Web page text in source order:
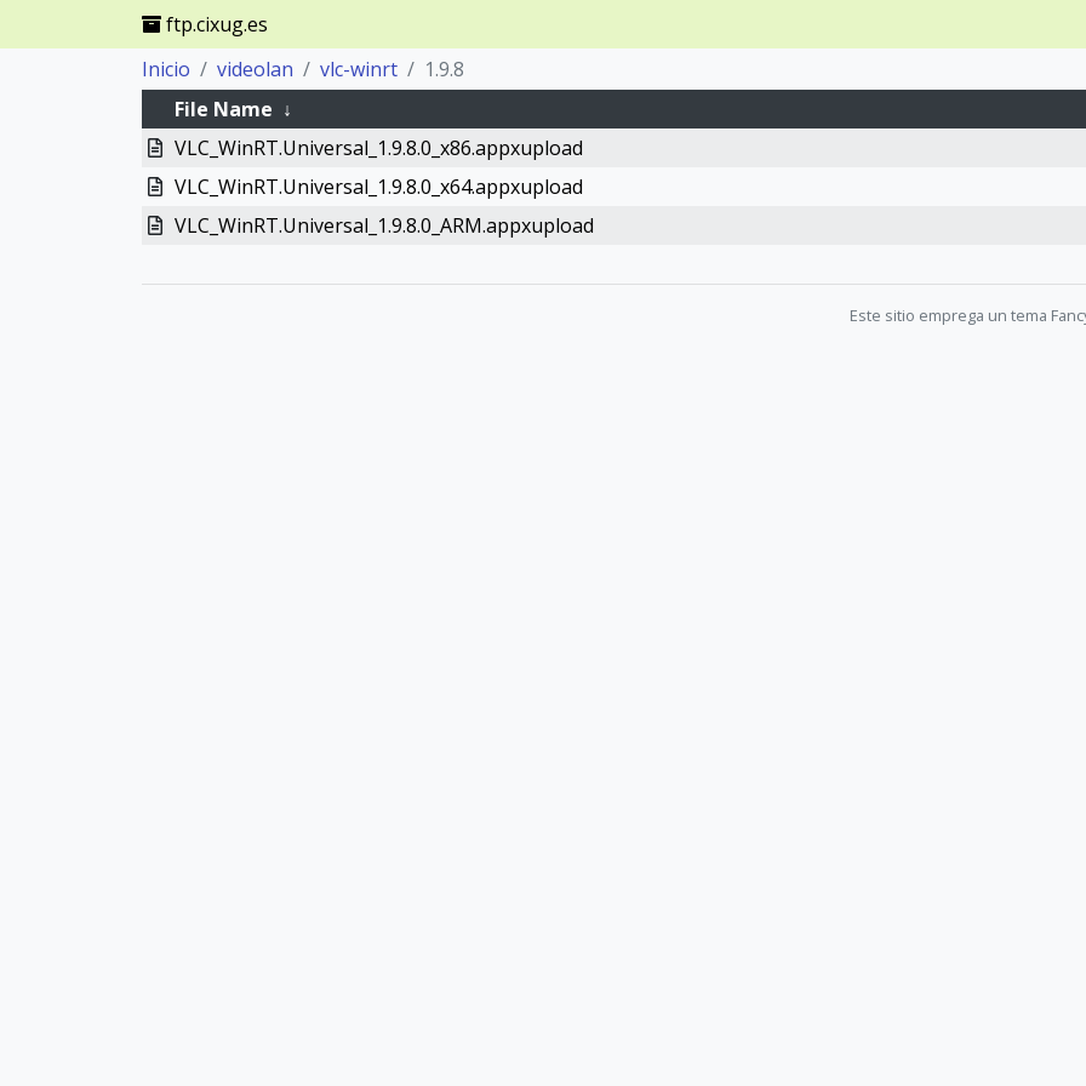
ftp.cixug.es
Inicio
videolan vlc-winrt
1.9.8
File Name ↓
VLC_WinRT.Universal_1.9.8.0_x86.appxupload
VLC_WinRT.Universal_1.9.8.0_x64.appxupload
VLC_WinRT.Universal_1.9.8.0_ARM.appxupload
Este sitio emprega un tema